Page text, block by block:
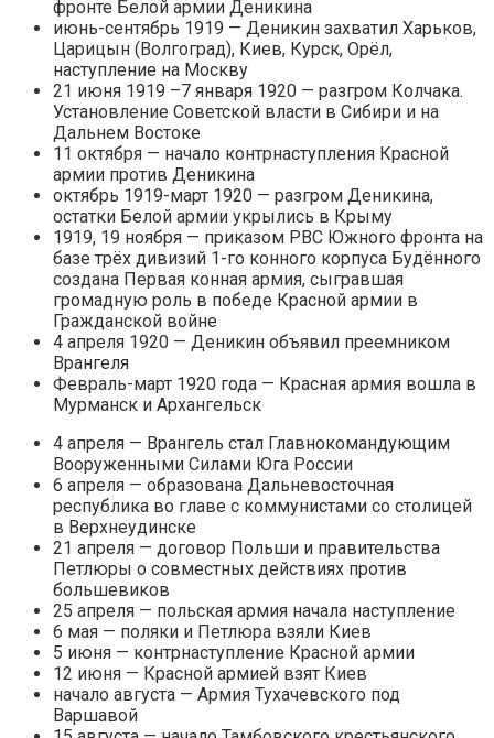
фронте Белой армии Деникина
июнь-сентябрь 1919 — Деникин захватил Харьков,
Царицын (Волгоград), Киев, Курск, Орёл,
наступление на Москву
21 июня 1919 –7 января 1920 — разгром Колчака.
Установление Советской власти в Сибири и на
Дальнем Востоке
11 октября — начало контрнаступления Красной
армии против Деникина
октябрь 1919-март 1920 — разгром Деникина,
остатки Белой армии укрылись в Крыму
1919, 19 ноября — приказом РВС Южного фронта на
базе трёх дивизий 1-го конного корпуса Будённого
создана Первая конная армия, сыгравшая
громадную роль в победе Красной армии в
Гражданской войне
4 апреля 1920 — Деникин объявил преемником
Врангеля
Февраль-март 1920 года — Красная армия вошла в
Мурманск и Архангельск
4 апреля — Врангель стал Главнокомандующим
Вооруженными Силами Юга России
6 апреля — образована Дальневосточная
республика во главе с коммунистами со столицей
в Верхнеудинске
21 апреля — договор Польши и правительства
Петлюры о совместных действиях против
большевиков
25 апреля — польская армия начала наступление
6 мая — поляки и Петлюра взяли Киев
5 июня — контрнаступление Красной армии
12 июня — Красной армией взят Киев
начало августа — Армия Тухачевского под
Варшавой